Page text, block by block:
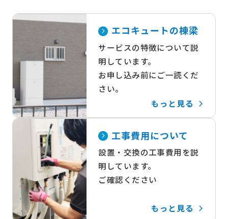
エコキュートの棟梁
サービスの特徴について説
明しています。
お申し込み前にご一読くだ
さい。
もっと見る
工事費用について
設置・交換の工事費用を説
明しています。
ご確認ください
もっと見る